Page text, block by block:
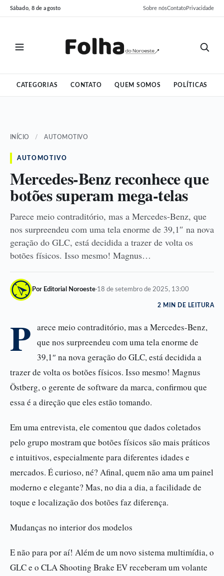
Pular
para
Pular
para
Sábado, 8 de agosto Sobre nósContatoPrivacidade
CATEGORIAS CONTATO QUEM SOMOS POLÍTICAS
INÍCIO / AUTOMOTIVO
AUTOMOTIVO
Mercedes-Benz reconhece que
botões superam mega-telas
Parece meio contraditório, mas a Mercedes-Benz, que
nos surpreendeu com uma tela enorme de 39,1″ na nova
geração do GLC, está decidida a trazer de volta os
botões físicos. Isso mesmo! Magnus…
Por Editorial Noroeste·18 de setembro de 2025, 13:00
2 MIN DE LEITURA
P arece meio contraditório, mas a Mercedes-Benz,
que nos surpreendeu com uma tela enorme de
39,1″ na nova geração do GLC, está decidida a
trazer de volta os botões físicos. Isso mesmo! Magnus
Östberg, o gerente de software da marca, confirmou que
essa é a direção que eles estão tomando.
Em uma entrevista, ele comentou que dados coletados
pelo grupo mostram que botões físicos são mais práticos
e intuitivos, especialmente para diferentes idades e
mercados. É curioso, né? Afinal, quem não ama um painel
moderno e elegante? Mas, no dia a dia, a facilidade de
toque e localização dos botões faz diferença.
Mudanças no interior dos modelos
E não para por aí! Além de um novo sistema multimídia, o
GLC e o CLA Shooting Brake EV receberam um volante